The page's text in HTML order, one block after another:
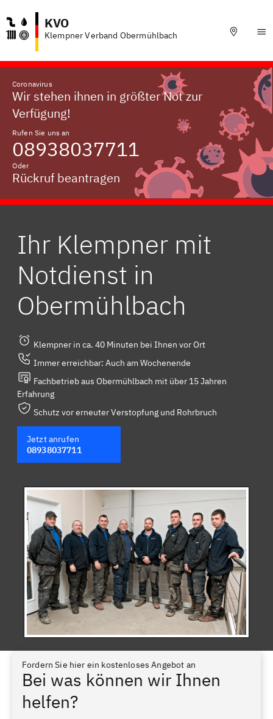
KVO
Klempner Verband Obermühlbach
Coronavirus
Wir stehen ihnen in größter Not zur
Verfügung!
Rufen Sie uns an
08938037711
Oder
Rückruf beantragen
Ihr Klempner mit
Notdienst in
Obermühlbach
Klempner in ca. 40 Minuten bei Ihnen vor Ort
Immer erreichbar: Auch am Wochenende
Fachbetrieb aus Obermühlbach mit über 15 Jahren
Erfahrung
Schutz vor erneuter Verstopfung und Rohrbruch
Jetzt anrufen
08938037711
Fordern Sie hier ein kostenloses Angebot an
Bei was können wir Ihnen
helfen?